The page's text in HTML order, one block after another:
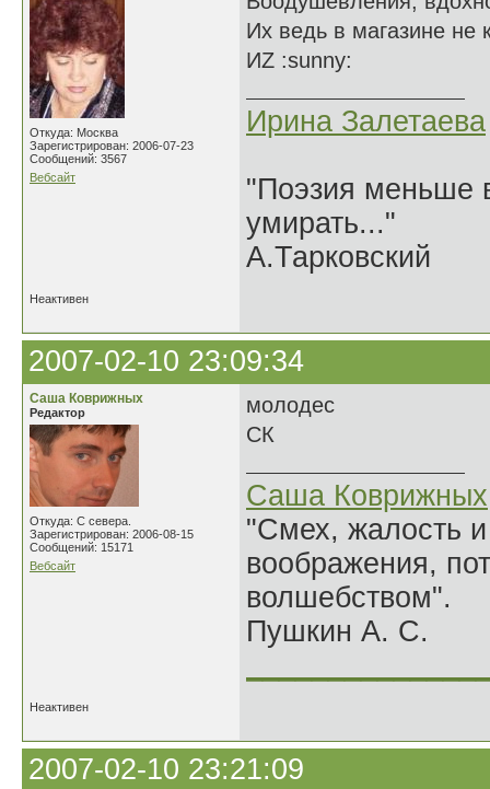
Откуда: Москва
Зарегистрирован: 2006-07-23
Сообщений: 3567
Вебсайт
Их ведь в магазине
ИZ :sunny:
Ирина Залетаева
"Поэзия меньше
умирать..."
А.Тарковский
Неактивен
2007-02-10 23:09:34
Саша Коврижных
Редактор
Откуда: С севера.
Зарегистрирован: 2006-08-15
Сообщений: 15171
Вебсайт
молодес
СК
Саша Коврижных
"Смех, жалость
воображения,
волшебством".
Пушкин А. С.
Неактивен
2007-02-10 23:21:09